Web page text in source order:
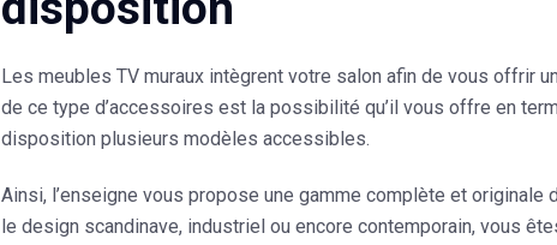
Les meubles TV muraux intègrent votre salon afin de vous offrir
de ce type d’accessoires est la possibilité qu’il vous offre en
disposition plusieurs modèles accessibles.
Ainsi, l’enseigne vous propose une gamme complète et
le design scandinave, industriel ou encore contemporain, vous